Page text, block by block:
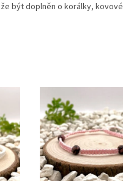
být doplněn o korálky, kovové